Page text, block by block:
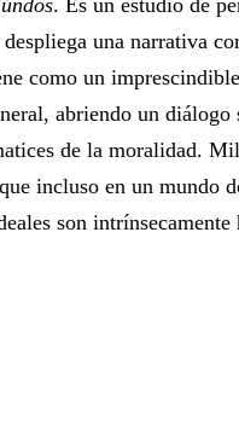
. Es un estudio de
una narrativa
como un
abriendo un diálogo
de la moralidad.
incluso en un mundo
son intrínsecamente